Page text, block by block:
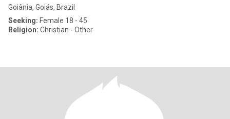
Goiânia, Goiás, Brazil
Seeking: Female 18 - 45
Religion: Christian - Other